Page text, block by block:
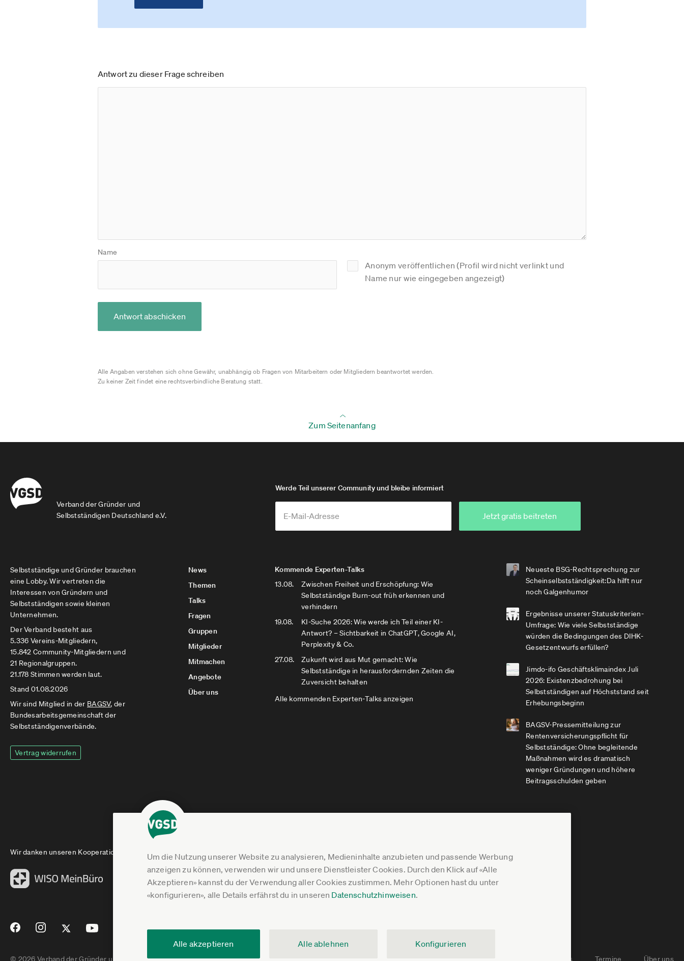
Um die Nutzung unserer Website zu analysieren, Medieninhalte anzubieten und passende Werbung
anzeigen zu können, verwenden wir und unsere Dienstleister Cookies. Durch den Klick auf «Alle
Akzeptieren» kannst du der Verwendung aller Cookies zustimmen. Mehr Optionen hast du unter
«konfigurieren», alle Details erfährst du in unseren Datenschutzhinweisen.
Alle akzeptieren Alle ablehnen Konfigurieren
Antwort zu dieser Frage schreiben
Name
Anonym veröffentlichen (Profil wird nicht verlinkt und
Name nur wie eingegeben angezeigt)
Antwort abschicken
Alle Angaben verstehen sich ohne Gewähr, unabhängig ob Fragen von Mitarbeitern oder Mitgliedern beantwortet werden.
Zu keiner Zeit findet eine rechtsverbindliche Beratung statt.
Zum Seitenanfang
Verband der Gründer und
Selbstständigen Deutschland e.V.
Werde Teil unserer Community und bleibe informiert
Jetzt gratis beitreten
Selbstständige und Gründer brauchen
eine Lobby. Wir vertreten die
Interessen von Gründern und
Selbstständigen sowie kleinen
Unternehmen.
Der Verband besteht aus
5.336 Vereins-Mitgliedern,
15.842 Community-Mitgliedern und
21 Regionalgruppen.
21.178 Stimmen werden laut.
Stand 01.08.2026
Wir sind Mitglied in der BAGSV, der
Bundesarbeitsgemeinschaft der
Selbstständigenverbände.
Vertrag widerrufen
News
Themen
Talks
Fragen
Gruppen
Mitglieder
Mitmachen
Angebote
Über uns
Kommende Experten-Talks
13.08.
Zwischen Freiheit und Erschöpfung: Wie
Selbstständige Burn-out früh erkennen und
verhindern
19.08.
KI-Suche 2026: Wie werde ich Teil einer KI-
Antwort? – Sichtbarkeit in ChatGPT, Google AI,
Perplexity & Co.
27.08.
Zukunft wird aus Mut gemacht: Wie
Selbstständige in herausfordernden Zeiten die
Zuversicht behalten
Alle kommenden Experten-Talks anzeigen
Neueste BSG-Rechtsprechung zur
Scheinselbstständigkeit:Da hilft nur
noch Galgenhumor
Ergebnisse unserer Statuskriterien-
Umfrage: Wie viele Selbstständige
würden die Bedingungen des DIHK-
Gesetzentwurfs erfüllen?
Jimdo-ifo Geschäftsklimaindex Juli
2026: Existenzbedrohung bei
Selbstständigen auf Höchststand seit
Erhebungsbeginn
BAGSV-Pressemitteilung zur
Rentenversicherungspflicht für
Selbstständige: Ohne begleitende
Maßnahmen wird es dramatisch
weniger Gründungen und höhere
Beitragsschulden geben
Wir danken unseren Kooperationspartnern
© 2026 Verband der Gründer und Selbstständigen Deutschland e.V. Jobs Termine Über uns